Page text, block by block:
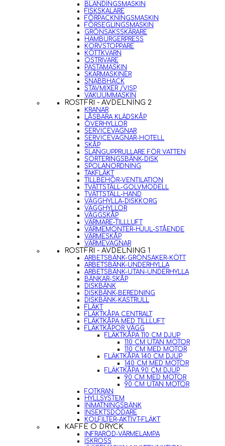
BLANDINGSMASKIN
FISKSKALARE
FÖRPACKNINGSMASKIN
FÖRSEGLINGSMASKIN
GRÖNSAKSSKÄRARE
HAMBURGERPRESS
KORVSTOPPARE
KÖTTKVARN
OSTRIVARE
PASTAMASKIN
SKÄRMASKINER
SNABBHACK
STAVMIXER /VISP
VAKUUMMASKIN
ROSTFRI - AVDELNING 2
KRANAR
LÅSBARA KLÄDSKÅP
ÖVERHYLLOR
SERVICEVAGNAR
SERVICEVAGNAR-HOTELL
SKÅP
SLANGUPPRULLARE FÖR VATTEN
SORTERINGSBÄNK-DISK
SPOLANORDNING
TAKFLÄKT
TILLBEHÖR-VENTILATION
TVÄTTSTÄLL-GOLVMODELL
TVÄTTSTÄLL-HAND
VÄGGHYLLA-DISKKORG
VÄGGHYLLOR
VÄGGSKÅP
VÄRMARE-TILLLUFT
VÄRMEMONTER-HJUL-STÅENDE
VÄRMESKÅP
VÄRMEVAGNAR
ROSTFRI - AVDELNING 1
ARBETSBÄNK-GRÖNSAKER-KÖTT
ARBETSBÄNK-UNDERHYLLA
ARBETSBÄNK-UTAN-UNDERHYLLA
BÄNKAR-SKÅP
DISKBÄNK
DISKBÄNK-BEREDNING
DISKBÄNK-KASTRULL
FLÄKT
FLÄKTKÅPA CENTRALT
FLÄKTKÅPA MED TILLLUFT
FLÄKTKÅPOR VÄGG
FLÄKTKÅPA 110 CM DJUP
110 CM UTAN MOTOR
110 CM MED MOTOR
FLÄKTKÅPA 140 CM DJUP
140 CM MED MOTOR
FLÄKTKÅPA 90 CM DJUP
90 CM MED MOTOR
90 CM UTAN MOTOR
FOTKRAN
HYLLSYSTEM
INMATNINGSBÄNK
INSEKTSDÖDARE
KOLFILTER-AKTIVT-FLÄKT
KAFFE O DRYCK
INFRARÖD-VÄRMELAMPA
ISKROSS